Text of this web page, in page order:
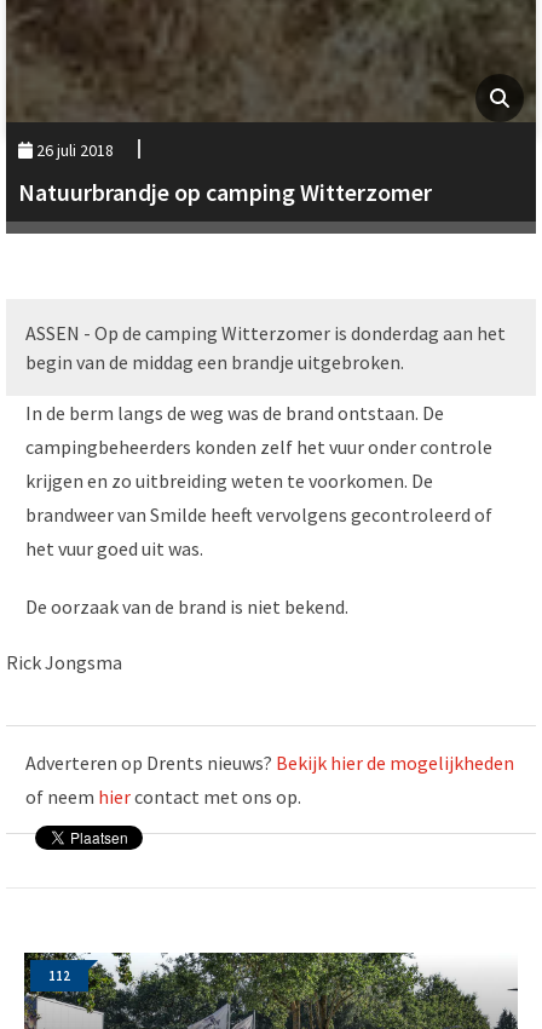
26 juli 2018
Natuurbrandje op camping Witterzomer
ASSEN - Op de camping Witterzomer is donderdag aan het
begin van de middag een brandje uitgebroken.
In de berm langs de weg was de brand ontstaan. De
campingbeheerders konden zelf het vuur onder controle
krijgen en zo uitbreiding weten te voorkomen. De
brandweer van Smilde heeft vervolgens gecontroleerd of
het vuur goed uit was.
De oorzaak van de brand is niet bekend.
Rick Jongsma
Adverteren op Drents nieuws? Bekijk hier de mogelijkheden
of neem hiercontact met ons op.
112